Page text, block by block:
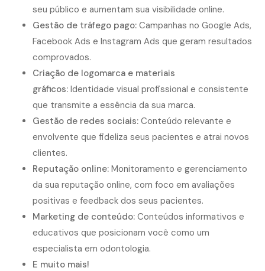
seu público e aumentam sua visibilidade online.
Gestão de tráfego pago: Campanhas no Google Ads,
Facebook Ads e Instagram Ads que geram resultados
comprovados.
Criação de logomarca e materiais
gráficos: Identidade visual profissional e consistente
que transmite a essência da sua marca.
Gestão de redes sociais: Conteúdo relevante e
envolvente que fideliza seus pacientes e atrai novos
clientes.
Reputação online: Monitoramento e gerenciamento
da sua reputação online, com foco em avaliações
positivas e feedback dos seus pacientes.
Marketing de conteúdo: Conteúdos informativos e
educativos que posicionam você como um
especialista em odontologia.
E muito mais!